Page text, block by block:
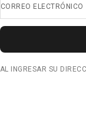
CORREO ELECTRÓNICO
AL INGRESAR SU